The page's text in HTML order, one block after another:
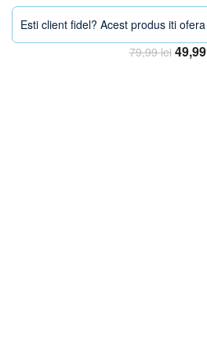
Esti client fidel? Acest produs iti ofera
79,99lei Prețul
49,99